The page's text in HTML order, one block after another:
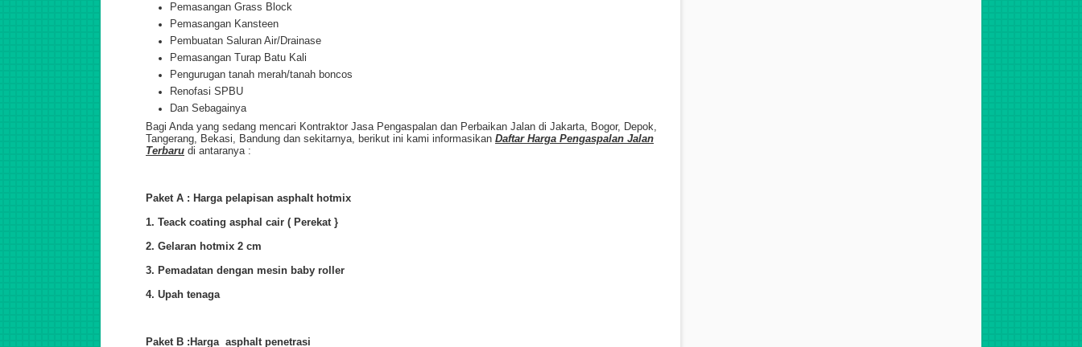
Pemasangan Grass Block
Pemasangan Kansteen
Pembuatan Saluran Air/Drainase
Pemasangan Turap Batu Kali
Pengurugan tanah merah/tanah boncos
Renofasi SPBU
Dan Sebagainya
Bagi Anda yang sedang mencari Kontraktor Jasa Pengaspalan dan Perbaikan Jalan di Jakarta, Bogor, Depok,
Tangerang, Bekasi, Bandung dan sekitarnya, berikut ini kami informasikan Daftar Harga Pengaspalan Jalan
Terbaru di antaranya :
Paket A : Harga pelapisan asphalt hotmix
1. Teack coating asphal cair ( Perekat }
2. Gelaran hotmix 2 cm
3. Pemadatan dengan mesin baby roller
4. Upah tenaga
Paket B :Harga asphalt penetrasi